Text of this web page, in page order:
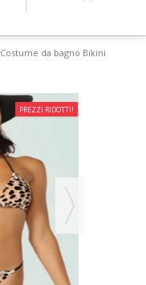
Costume da bagno Bikini
PREZZI RIDOTTI!